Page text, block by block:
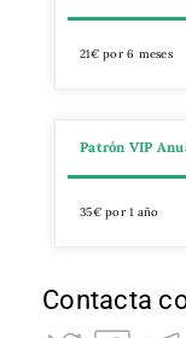
21€ por 6 meses
Patrón VIP
35€ por 1 año
Contacta